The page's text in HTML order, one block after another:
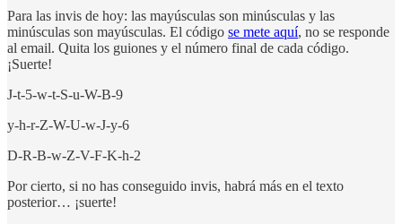
Para las invis de hoy: las mayúsculas son minúsculas y las
minúsculas son mayúsculas. El código se mete aquí, no se responde
al email. Quita los guiones y el número final de cada código.
¡Suerte!
J-t-5-w-t-S-u-W-B-9
y-h-r-Z-W-U-w-J-y-6
D-R-B-w-Z-V-F-K-h-2
Por cierto, si no has conseguido invis, habrá más en el texto
posterior… ¡suerte!